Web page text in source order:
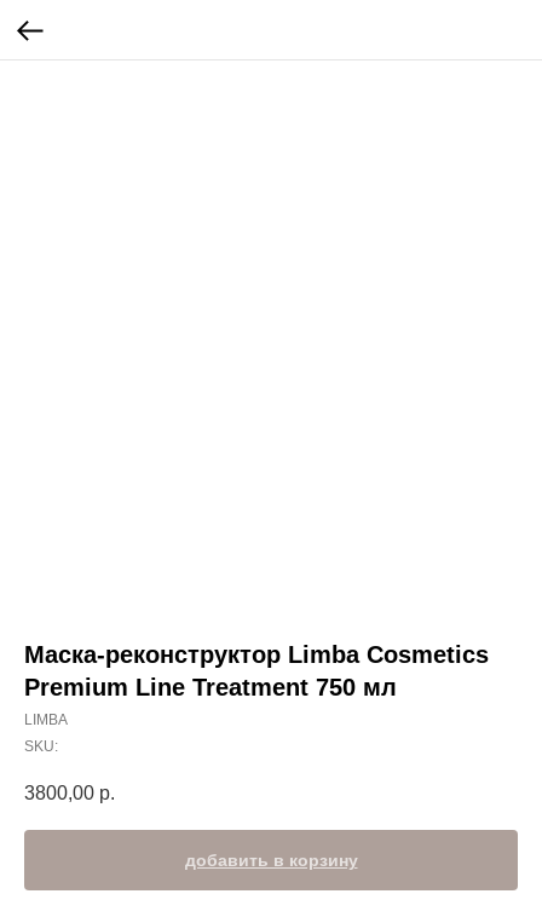
Маска-реконструктор Limba Cosmetics
Premium Line Treatment 750 мл
LIMBA
SKU:
3800,00 р.
добавить в корзину